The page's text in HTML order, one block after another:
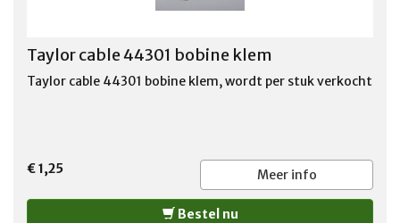
Taylor cable 44301 bobine klem
Taylor cable 44301 bobine klem, wordt per stuk verkocht
€ 1,25 Meer info
Bestel nu